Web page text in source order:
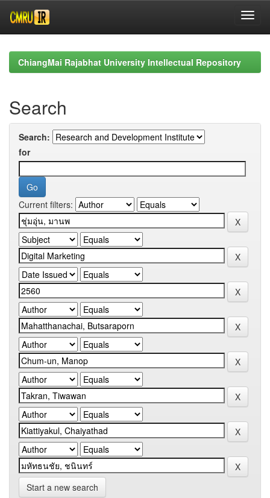
navigationChiangMai Rajabhat University Intellectual Repository
Search
Search:
for
Current filters:
Start a new search